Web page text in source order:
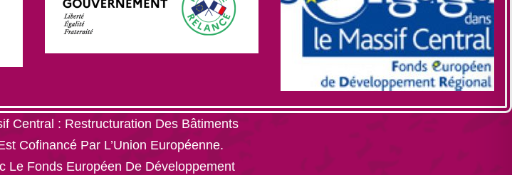
Central : Restructuration Des Bâtiments
Cofinancé Par L’Union Européenne.
Le Fonds Européen De Développement